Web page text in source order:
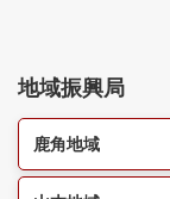
地域振興局
鹿角地域